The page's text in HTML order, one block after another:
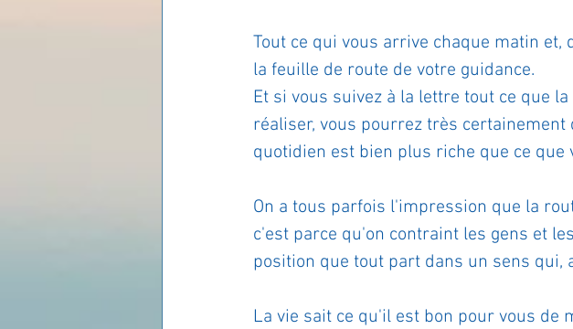
Tout ce qui vous arrive chaque matin
la feuille de route de votre guidance.
Et si vous suivez à la lettre tout ce que
réaliser, vous pourrez très
quotidien est bien plus riche que ce que
On a tous parfois l'impression que la
c'est parce qu'on contraint les gens et
position que tout part dans un sens
La vie sait ce qu'il est bon pour vous de